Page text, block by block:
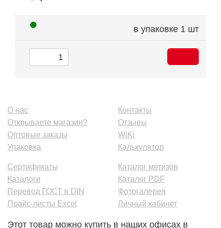
в упаковке 1 шт
О нас
Открываете магазин?
Оптовые заказы
Упаковка
Контакты
Отзывы
WiKi
Калькулятор
Сертификаты
Каталоги
Перевод ГОСТ в DIN
Прайс-листы Excel
Каталог метизов
Каталог PDF
Фотогалерея
Личный кабинет
Этот товар можно купить в наших офисах в